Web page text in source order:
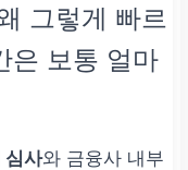
그렇게 빠르
은 보통 얼마
심사와 금융사 내부